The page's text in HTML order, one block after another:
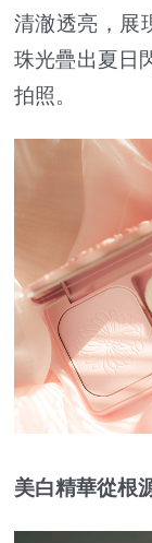
清澈透亮，展
珠光疊出夏日
拍照。
美白精華從根